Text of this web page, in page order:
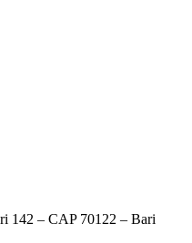
142 – CAP 70122 – Bari